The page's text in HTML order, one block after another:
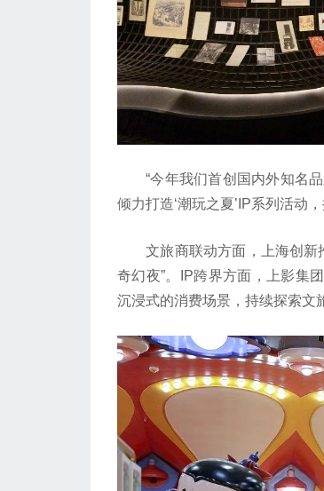
“今年我们首创国内外知名品
倾力打造‘潮玩之夏’IP系列活动
文旅商联动方面，上海创新推
奇幻夜”。IP跨界方面，上影集
沉浸式的消费场景，持续探索文